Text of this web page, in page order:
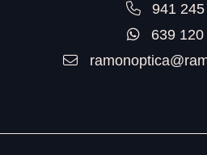
941
639